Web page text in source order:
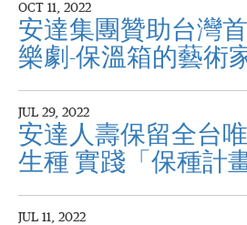
OCT 11, 2022
安達集團贊助台灣
樂劇-保溫箱的藝術
JUL 29, 2022
安達人壽保留全台
生種 實踐「保種計畫
JUL 11, 2022